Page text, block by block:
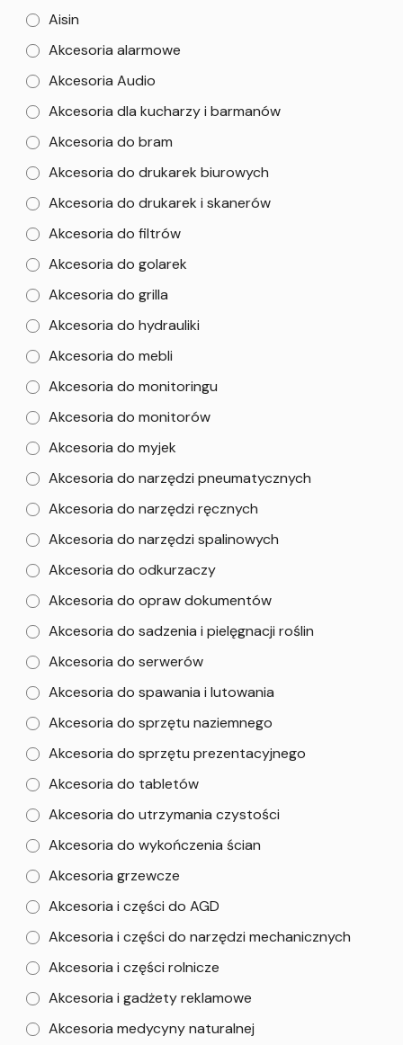
Aisin
Akcesoria alarmowe
Akcesoria Audio
Akcesoria dla kucharzy i barmanów
Akcesoria do bram
Akcesoria do drukarek biurowych
Akcesoria do drukarek i skanerów
Akcesoria do filtrów
Akcesoria do golarek
Akcesoria do grilla
Akcesoria do hydrauliki
Akcesoria do mebli
Akcesoria do monitoringu
Akcesoria do monitorów
Akcesoria do myjek
Akcesoria do narzędzi pneumatycznych
Akcesoria do narzędzi ręcznych
Akcesoria do narzędzi spalinowych
Akcesoria do odkurzaczy
Akcesoria do opraw dokumentów
Akcesoria do sadzenia i pielęgnacji roślin
Akcesoria do serwerów
Akcesoria do spawania i lutowania
Akcesoria do sprzętu naziemnego
Akcesoria do sprzętu prezentacyjnego
Akcesoria do tabletów
Akcesoria do utrzymania czystości
Akcesoria do wykończenia ścian
Akcesoria grzewcze
Akcesoria i części do AGD
Akcesoria i części do narzędzi mechanicznych
Akcesoria i części rolnicze
Akcesoria i gadżety reklamowe
Akcesoria medycyny naturalnej